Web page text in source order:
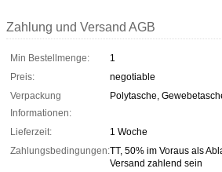
Zahlung und Versand AGB
Min Bestellmenge:
1
Preis:
negotiable
Verpackung
Informationen:
Polytasche,
Lieferzeit:
1 Woche
Zahlungsbedingungen:TT, 50% im Voraus als
Versand zahlend sein